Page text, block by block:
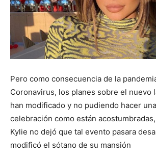
Pero como consecuencia de la
Coronavirus, los planes sobre el nuevo
han modificado y no pudiendo hacer
celebración como están
Kylie no dejó que tal evento pasara
modificó el sótano de su mansión